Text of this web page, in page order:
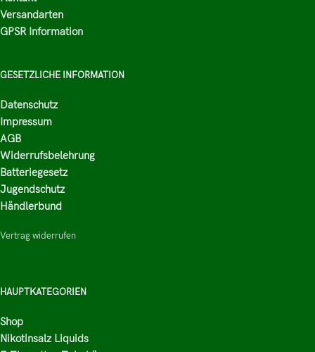
Versandarten
GPSR Information
GESETZLICHE INFORMATION
Datenschutz
Impressum
AGB
Widerrufsbelehrung
Batteriegesetz
Jugendschutz
Händlerbund
Vertrag widerrufen
HAUPTKATEGORIEN
Shop
Nikotinsalz Liquids